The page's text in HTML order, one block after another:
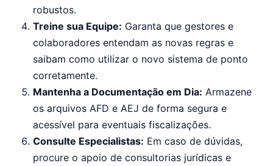
robustos.
Treine sua Equipe: Garanta que gestores e
colaboradores entendam as novas regras e
saibam como utilizar o novo sistema de ponto
corretamente.
Mantenha a Documentação em Dia: Armazene
os arquivos AFD e AEJ de forma segura e
acessível para eventuais fiscalizações.
Consulte Especialistas: Em caso de dúvidas,
procure o apoio de consultorias jurídicas e